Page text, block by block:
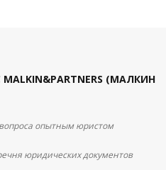
(МАЛКИН
опытным юристом
юридических документов